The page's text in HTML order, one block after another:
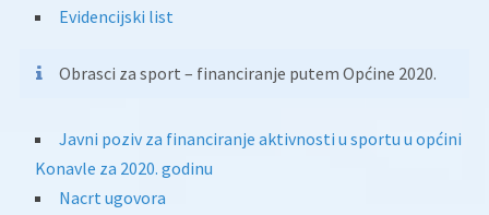
Evidencijski list
Obrasci za sport – financiranje putem Općine 2020.
Javni poziv za financiranje aktivnosti u sportu u općini
Konavle za 2020. godinu
Nacrt ugovora